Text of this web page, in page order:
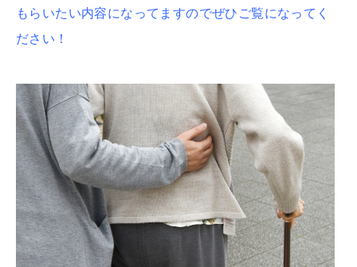
もらいたい内容になってますのでぜひご覧になってく
ださい！